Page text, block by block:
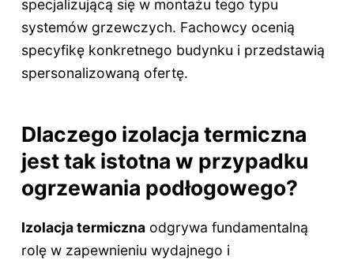
specjalizującą się w montażu tego typu
systemów grzewczych. Fachowcy ocenią
specyfikę konkretnego budynku i przedstawią
spersonalizowaną ofertę.
Dlaczego izolacja termiczna
jest tak istotna w przypadku
ogrzewania podłogowego?
Izolacja termicznaodgrywa fundamentalną
rolę w zapewnieniu wydajnego i